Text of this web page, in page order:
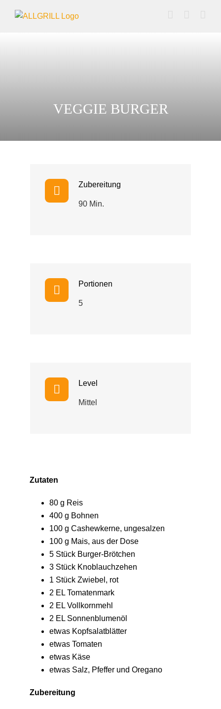
Inhalt
VEGGIE BURGER
Zubereitung
90 Min.
Portionen
5
Level
Mittel
Zutaten
80 g Reis
400 g Bohnen
100 g Cashewkerne, ungesalzen
100 g Mais, aus der Dose
5 Stück Burger-Brötchen
3 Stück Knoblauchzehen
1 Stück Zwiebel, rot
2 EL Tomatenmark
2 EL Vollkornmehl
2 EL Sonnenblumenöl
etwas Kopfsalatblätter
etwas Tomaten
etwas Käse
etwas Salz, Pfeffer und Oregano
Zubereitung